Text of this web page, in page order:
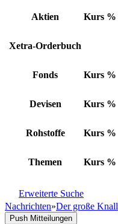
Aktien Kurs %
Xetra-Orderbuch
Fonds Kurs %
Devisen Kurs %
Rohstoffe Kurs %
Themen Kurs %
Erweiterte Suche
Nachrichten»Der große Knall
Push Mitteilungen